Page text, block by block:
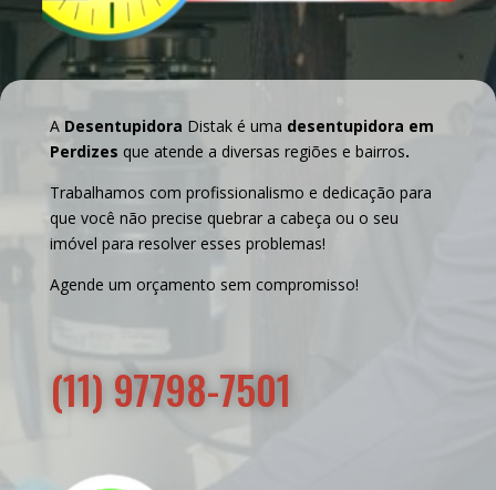
A Desentupidora Distak é uma desentupidora em
Perdizes que atende a diversas regiões e bairros.
Trabalhamos com profissionalismo e dedicação para
que você não precise quebrar a cabeça ou o seu
imóvel para resolver esses problemas!
Agende um orçamento sem compromisso!
(11) 97798-7501